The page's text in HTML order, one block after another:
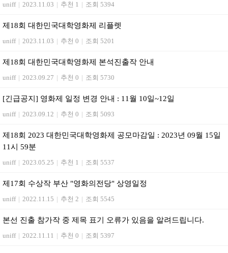
uniff | 2023.11.03 | 추천 1 | 조회 5394
제18회 대한민국대학영화제 리플렛
uniff | 2023.11.03 | 추천 0 | 조회 5201
제18회 대한민국대학영화제 본석진출작 안내
uniff | 2023.09.27 | 추천 0 | 조회 5730
[긴급공지] 영화제 일정 변경 안내 : 11월 10일~12일
uniff | 2023.09.12 | 추천 0 | 조회 5093
제18회 2023 대한민국대학영화제 공모마감일 : 2023년 09월 15일
11시 59분
uniff | 2023.05.25 | 추천 1 | 조회 5537
제17회 수상작 부산 "영화의전당" 상영일정
uniff | 2022.11.15 | 추천 2 | 조회 5545
본선 진출 참가작 중 제목 표기 오류가 있음을 알려드립니다.
uniff | 2022.11.11 | 추천 0 | 조회 5397